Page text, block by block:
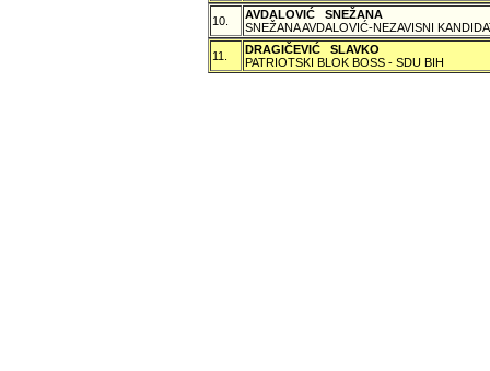
10.
AVDALOVIĆ SNEŽANA
SNEŽANA AVDALOVIĆ-NEZAVISNI
11.
DRAGIČEVIĆ SLAVKO
PATRIOTSKI BLOK BOSS - SDU BIH